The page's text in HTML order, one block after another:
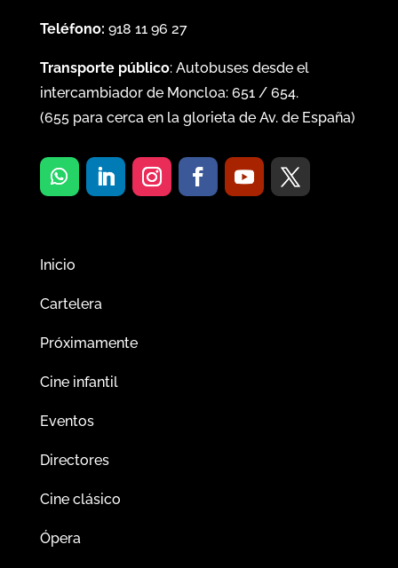
Teléfono: 918 11 96 27
Transporte público: Autobuses desde el
intercambiador de Moncloa: 651/ 654.
(655para cerca en la glorieta de Av. de España)
Inicio
Cartelera
Próximamente
Cine infantil
Eventos
Directores
Cine clásico
Ópera